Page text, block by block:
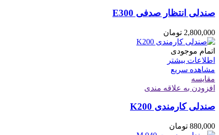
صندلی انتظار صدفی E300
2,800,000 تومان
اتمام موجودی
اطلاعات بیشتر
مشاهده سریع
مقایسه
افزودن به علاقه مندی
صندلی کارمندی K200
880,000 تومان